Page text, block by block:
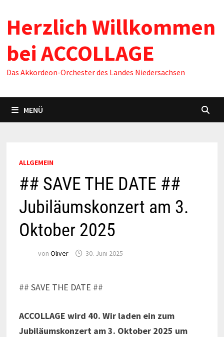
Inhalt
springen
Herzlich Willkommen
bei ACCOLLAGE
Das Akkordeon-Orchester des Landes Niedersachsen
MENÜ
ALLGEMEIN
## SAVE THE DATE ##
Jubiläumskonzert am 3.
Oktober 2025
von Oliver 30. Juni 2025
## SAVE THE DATE ##
ACCOLLAGE wird 40. Wir laden ein zum
Jubiläumskonzert am 3. Oktober 2025 um